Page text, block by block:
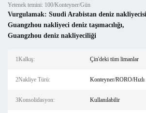
Yetenek temini: 100/Konteyner/Gün
Vurgulamak: Suudi Arabistan deniz nakliyecisi
Guangzhou nakliyeci deniz taşımacılığı,
Guangzhou deniz nakliyeciliği
1Kalkış: Çin'deki tüm limanlar
2Nakliye Türü: Konteyner/RORO/
3Konsolidasyon: Kullanılabilir